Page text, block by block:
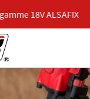
ALSAFIX